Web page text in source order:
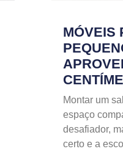
MÓVEIS
Montar um
espaço
desafiador,
certo e a